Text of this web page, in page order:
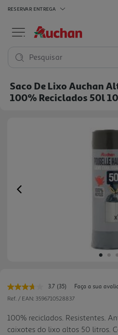
RESERVAR ENTREGA
Pesquisar
Saco De Lixo Auchan
100% Reciclados 50l
Previous
3.7 Leu
35
Link
para
a
(35)
Faça a sua
Ref. / EAN: 3596710528837
100% reciclados. Resistentes.
caixotes do lixo altos 50 litros.